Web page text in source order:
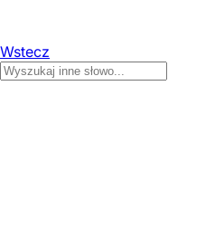
Wstecz